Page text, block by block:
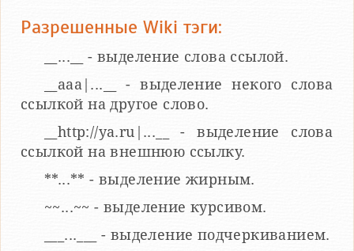
Разрешенные Wiki тэги:
__...__ - выделение слова ссылой.
__aaa|...__ - выделение некого слова
ссылкой на другое слово.
__http://ya.ru|...__ - выделение слова
ссылкой на внешнюю ссылку.
**...** - выделение жирным.
~~...~~ - выделение курсивом.
___...___ - выделение подчеркиванием.